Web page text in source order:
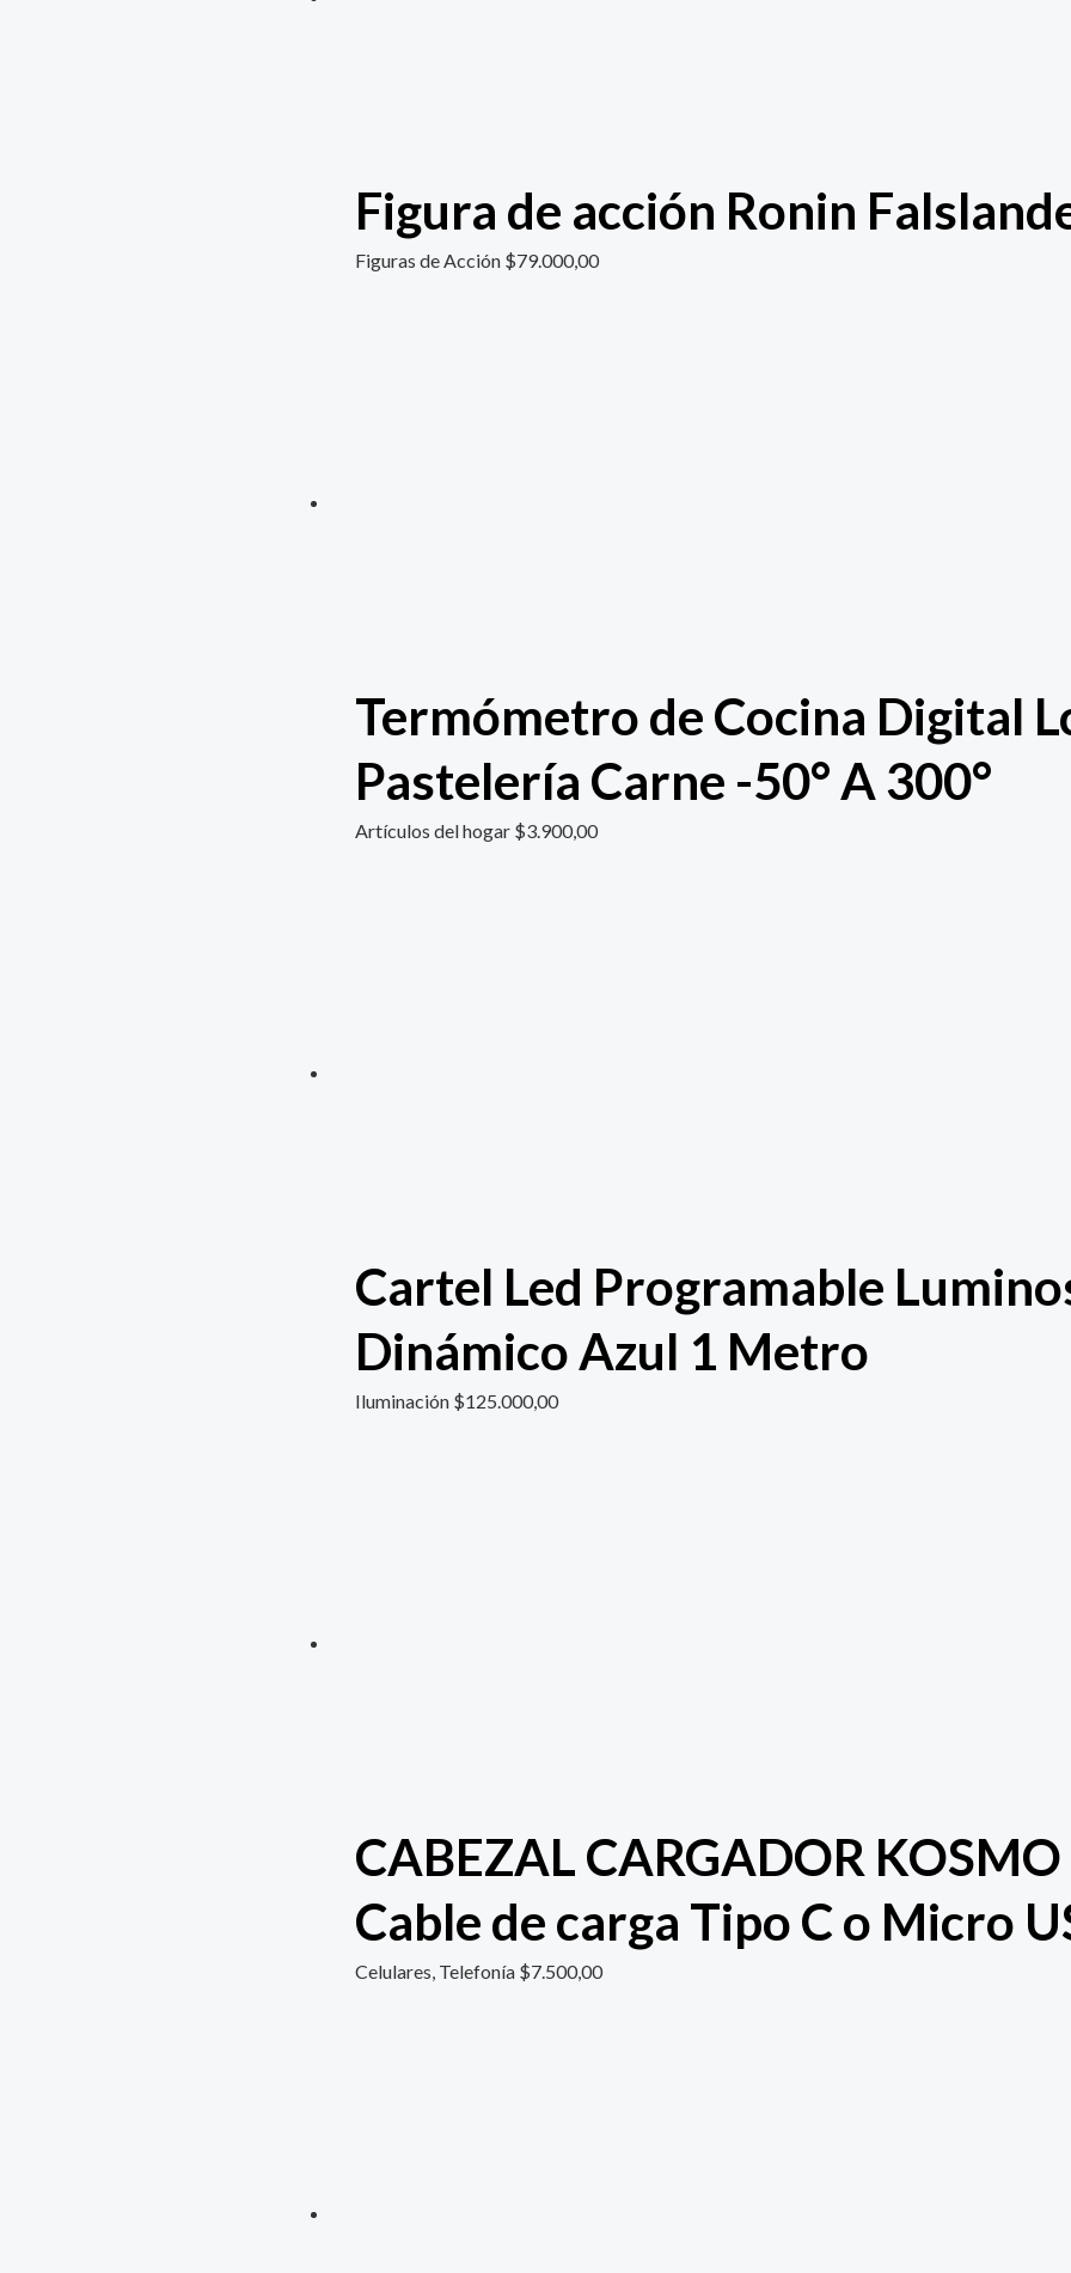
Figura de acción Ronin
Figuras de Acción $79.000,00
Termómetro de Cocina Digital
Pastelería Carne -50° A 300°
Artículos del hogar $3.900,00
Cartel Led Programable
Dinámico Azul 1 Metro
Iluminación $125.000,00
CABEZAL CARGADOR
Cable de carga Tipo C o Micro
Celulares, Telefonía $7.500,00